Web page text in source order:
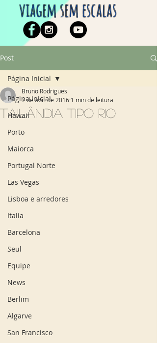
viagem sem escalas
Post
Página Inicial
Hawaii
Porto
Maiorca
Portugal Norte
Las Vegas
Lisboa e arredores
Italia
Barcelona
Seul
Equipe
News
Berlim
Algarve
San Francisco
Página Inicial
Tailândia tipo Rio
Bruno Rodrigues
7 de abr. de 2016 1 min de leitura